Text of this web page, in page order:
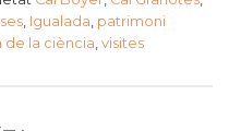
, Igualada, patrimoni
de la ciència, visites